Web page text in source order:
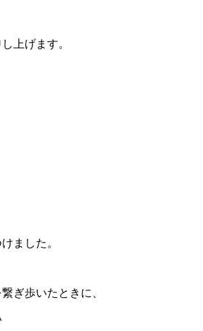
上げます。
ました。
ぎ歩いたときに、